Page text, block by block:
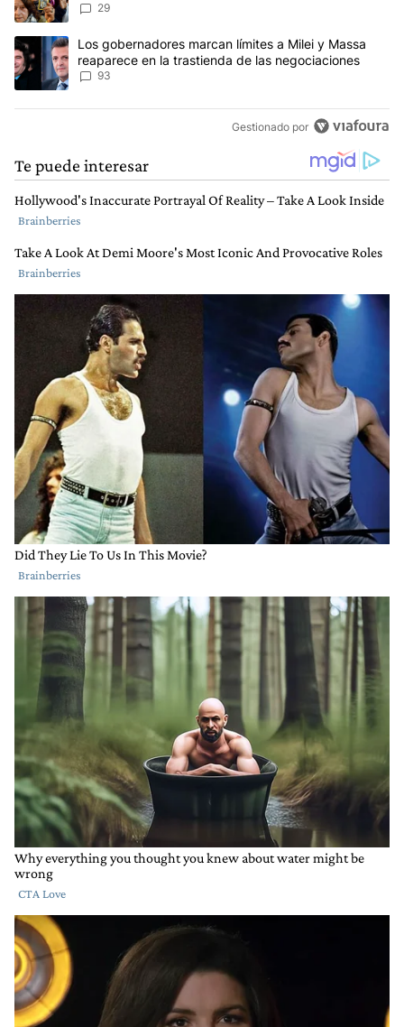
reclamos al Gobierno
29
Un artículo de tendencia con el título "Los gobernadores
Los gobernadores marcan límites a Milei y Massa
reaparece en la trastienda de las negociaciones
93
Gestionado por